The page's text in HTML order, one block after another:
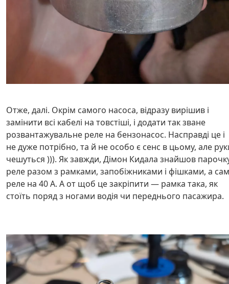
Отже, далі. Окрім самого насоса, відразу вирішив і
замінити всі кабелі на товстіші, і додати так зване
розвантажувальне реле на бензонасос. Насправді це і
не дуже потрібно, та й не особо є сенс в цьому, але
чешуться ))). Як завжди, Дімон Кидала знайшов
реле разом з рамками, запобіжниками і фішками, а
реле на 40 А. А от щоб це закріпити — рамка така, як
стоїть поряд з ногами водія чи переднього пасажира.